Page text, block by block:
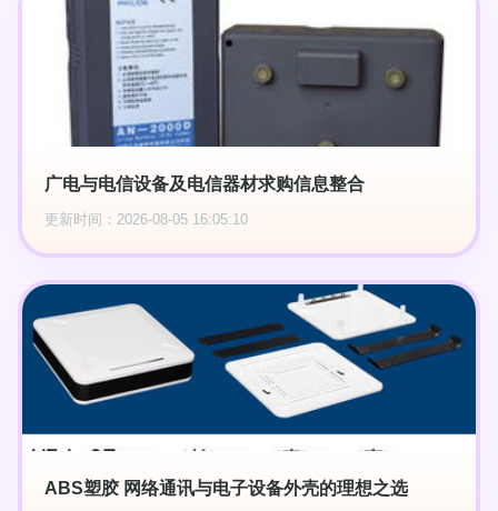
广电与电信设备及电信器材求购信息整合
更新时间：2026-08-05 16:05:10
ABS塑胶 网络通讯与电子设备外壳的理想之选